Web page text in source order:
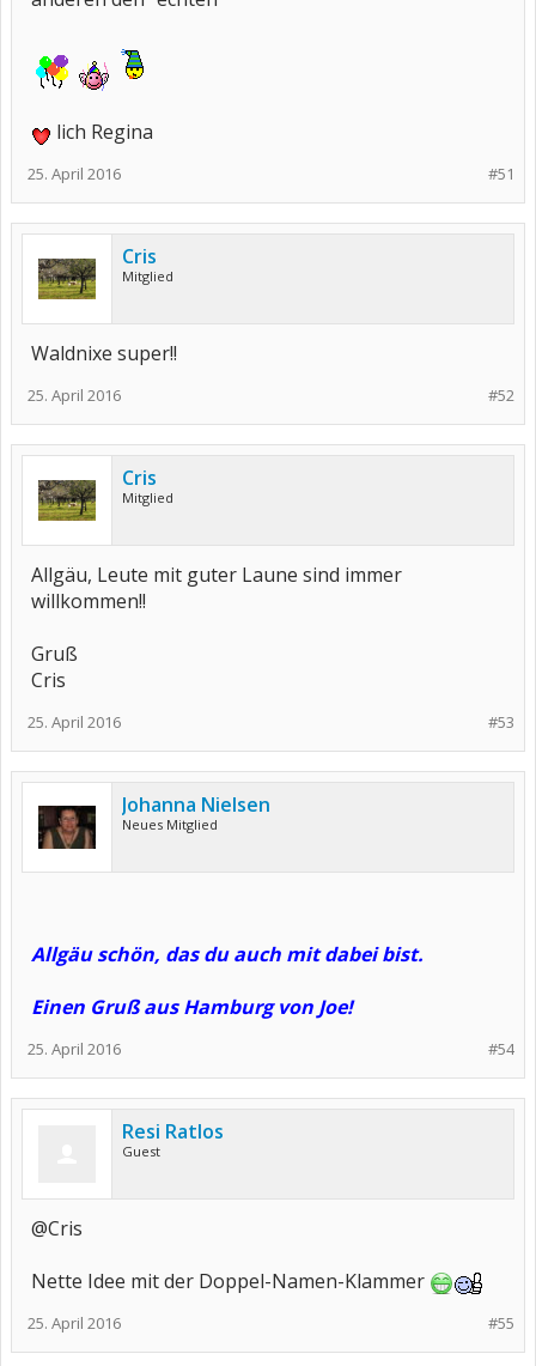
lich Regina
#51
25. April 2016
Cris
Mitglied
Waldnixe super!!
#52
25. April 2016
Cris
Mitglied
Allgäu, Leute mit guter Laune sind immer
willkommen!!
Gruß
Cris
#53
25. April 2016
Johanna Nielsen
Neues Mitglied
Allgäu schön, das du auch mit dabei bist.
Einen Gruß aus Hamburg von Joe!
#54
25. April 2016
Resi Ratlos
Guest
@Cris
Nette Idee mit der Doppel-Namen-Klammer
#55
25. April 2016